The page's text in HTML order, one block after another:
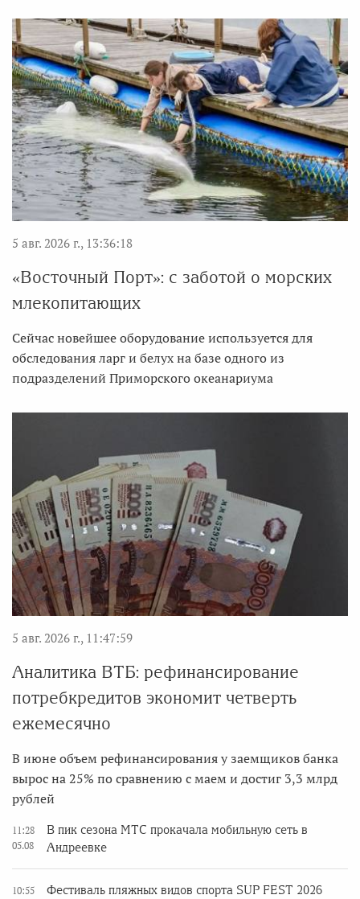
5 авг. 2026 г., 13:36:18
«Восточный Порт»: с заботой о морских
млекопитающих
Сейчас новейшее оборудование используется для
обследования ларг и белух на базе одного из
подразделений Приморского океанариума
5 авг. 2026 г., 11:47:59
Аналитика ВТБ: рефинансирование
потребкредитов экономит четверть
ежемесячно
В июне объем рефинансирования у заемщиков банка
вырос на 25% по сравнению с маем и достиг 3,3 млрд
рублей
11:28
05.08
В пик сезона МТС прокачала мобильную сеть в
Андреевке
10:55
Фестиваль пляжных видов спорта SUP FEST 2026